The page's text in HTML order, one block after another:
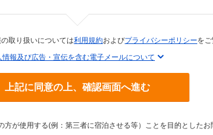
取り扱いについては利用規約およびプライバシーポリシーを
情報及び広告・宣伝を含む電子メールについて
上記に同意の上、確認画面へ進む
が使用する(例：第三者に宿泊させる等）ことを目的とした